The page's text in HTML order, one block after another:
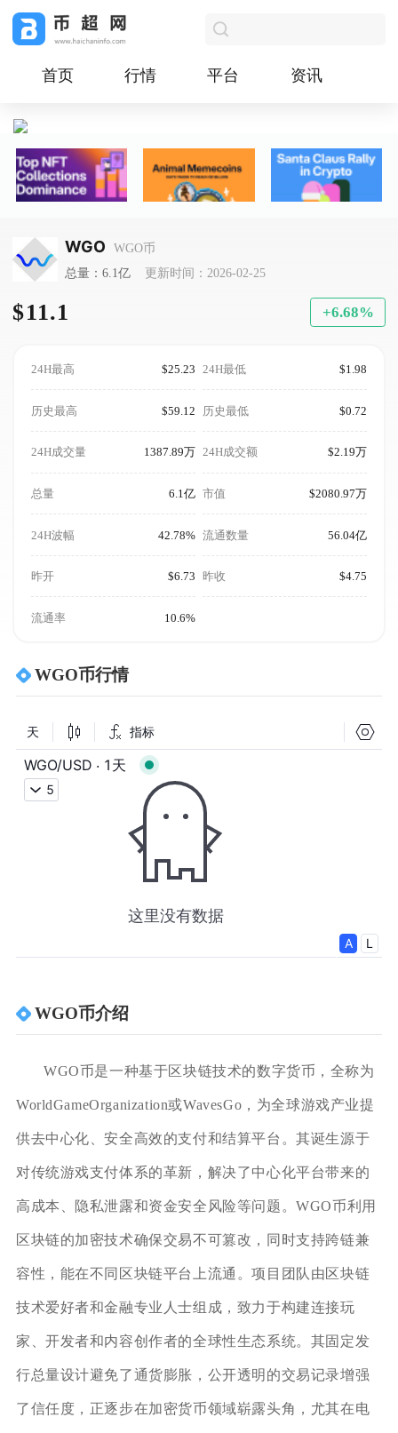
首页 行情 平台 资讯
WGO
WGO币
总量：6.1亿
更新时间：2026-02-25
$11.1 +6.68%
24H最高 $25.23 24H最低 $1.98
历史最高 $59.12 历史最低 $0.72
24H成交量 1387.89万 24H成交额 $2.19万
总量 6.1亿 市值 $2080.97万
24H波幅 42.78% 流通数量 56.04亿
昨开 $6.73 昨收 $4.75
流通率 10.6%
WGO币行情
WGO币介绍
WGO币是一种基于区块链技术的数字货币，全称为
WorldGameOrganization或WavesGo，为全球游戏产业提
供去中心化、安全高效的支付和结算平台。其诞生源于
对传统游戏支付体系的革新，解决了中心化平台带来的
高成本、隐私泄露和资金安全风险等问题。WGO币利用
区块链的加密技术确保交易不可篡改，同时支持跨链兼
容性，能在不同区块链平台上流通。项目团队由区块链
技术爱好者和金融专业人士组成，致力于构建连接玩
家、开发者和内容创作者的全球性生态系统。其固定发
行总量设计避免了通货膨胀，公开透明的交易记录增强
了信任度，正逐步在加密货币领域崭露头角，尤其在电